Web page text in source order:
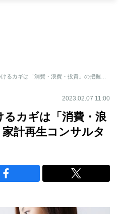
2023.02.07 11:00
るカギは「消費・浪
計再生コンサルタ